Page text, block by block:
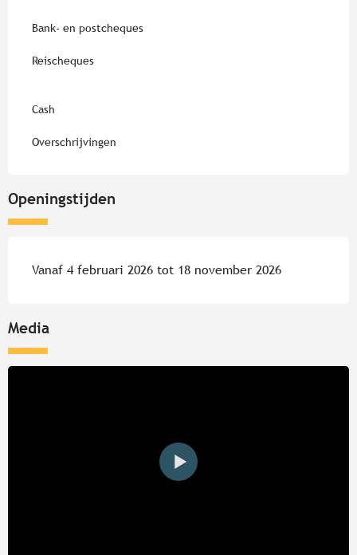
Bank- en postcheques
Reischeques
Cash
Overschrijvingen
Openingstijden
Vanaf 4 februari 2026 tot 18 november 2026
Media